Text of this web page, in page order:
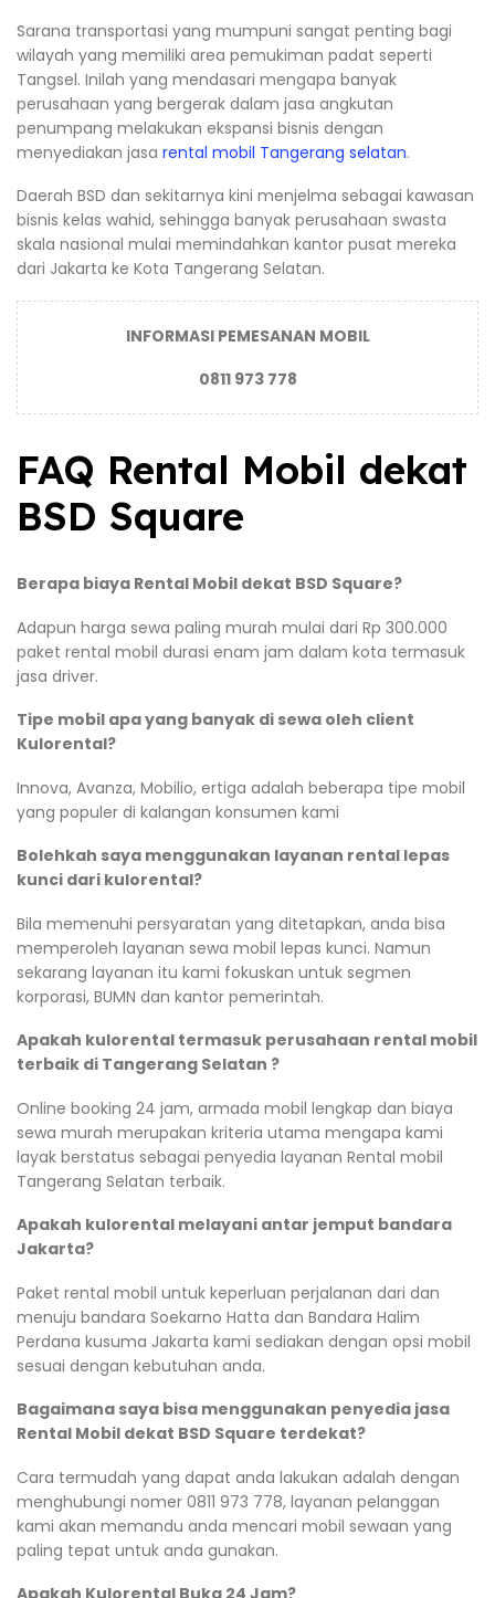
Sarana transportasi yang mumpuni sangat penting bagi
wilayah yang memiliki area pemukiman padat seperti
Tangsel. Inilah yang mendasari mengapa banyak
perusahaan yang bergerak dalam jasa angkutan
penumpang melakukan ekspansi bisnis dengan
menyediakan jasa rental mobil Tangerang selatan.
Daerah BSD dan sekitarnya kini menjelma sebagai kawasan
bisnis kelas wahid, sehingga banyak perusahaan swasta
skala nasional mulai memindahkan kantor pusat mereka
dari Jakarta ke Kota Tangerang Selatan.
INFORMASI PEMESANAN MOBIL
0811 973 778
FAQ Rental Mobil dekat
BSD Square
Berapa biaya Rental Mobil dekat BSD Square?
Adapun harga sewa paling murah mulai dari Rp 300.000
paket rental mobil durasi enam jam dalam kota termasuk
jasa driver.
Tipe mobil apa yang banyak di sewa oleh client
Kulorental?
Innova, Avanza, Mobilio, ertiga adalah beberapa tipe mobil
yang populer di kalangan konsumen kami
Bolehkah saya menggunakan layanan rental lepas
kunci dari kulorental?
Bila memenuhi persyaratan yang ditetapkan, anda bisa
memperoleh layanan sewa mobil lepas kunci. Namun
sekarang layanan itu kami fokuskan untuk segmen
korporasi, BUMN dan kantor pemerintah.
Apakah kulorental termasuk perusahaan rental mobil
terbaik di Tangerang Selatan ?
Online booking 24 jam, armada mobil lengkap dan biaya
sewa murah merupakan kriteria utama mengapa kami
layak berstatus sebagai penyedia layanan Rental mobil
Tangerang Selatan terbaik.
Apakah kulorental melayani antar jemput bandara
Jakarta?
Paket rental mobil untuk keperluan perjalanan dari dan
menuju bandara Soekarno Hatta dan Bandara Halim
Perdana kusuma Jakarta kami sediakan dengan opsi mobil
sesuai dengan kebutuhan anda.
Bagaimana saya bisa menggunakan penyedia jasa
Rental Mobil dekat BSD Square terdekat?
Cara termudah yang dapat anda lakukan adalah dengan
menghubungi nomer 0811 973 778, layanan pelanggan
kami akan memandu anda mencari mobil sewaan yang
paling tepat untuk anda gunakan.